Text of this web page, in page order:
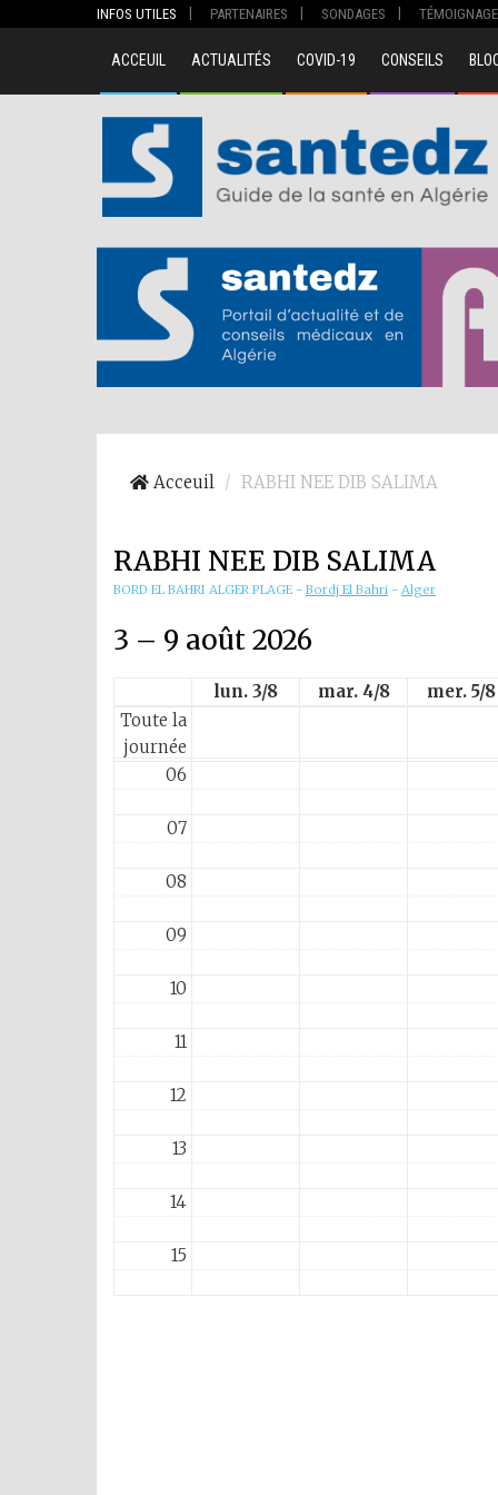
INFOS UTILES PARTENAIRES SONDAGES
ACCEUIL ACTUALITÉS COVID-19 CONSEILS
Acceuil RABHI NEE DIB SALIMA
RABHI NEE DIB SALIMA
BORD EL BAHRI ALGER PLAGE- Bordj El Bahri - Alger
3 – 9 août 2026
lun. 3/8 mar. 4/8 mer. 5/8
Toute la
journée
02
05
06
07
08
09
10
11
12
13
14
15